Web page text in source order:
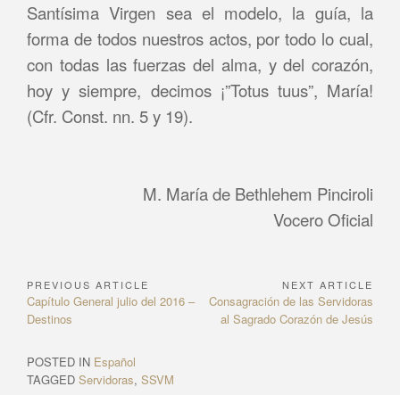
Santísima Virgen sea el modelo, la guía, la
forma de todos nuestros actos, por todo lo cual,
con todas las fuerzas del alma, y del corazón,
hoy y siempre, decimos ¡”Totus tuus”, María!
(Cfr. Const. nn. 5 y 19).
M. María de Bethlehem Pinciroli
Vocero Oficial
Navegación
de
PREVIOUS ARTICLE
Previous
Article:
Capítulo General julio del 2016 –
Destinos
NEXT ARTICLE
Next
Article:
Consagración de las Servidoras
al Sagrado Corazón de Jesús
POSTED IN Español
TAGGED Servidoras, SSVM